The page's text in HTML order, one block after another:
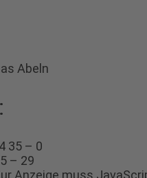
Abeln
35 – 0
– 29
Anzeige muss